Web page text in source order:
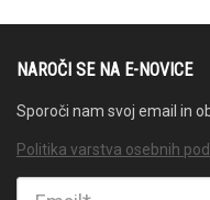
NAROČI SE NA E-NOVICE
Sporoči nam svoj email in
Politika varstva osebnih